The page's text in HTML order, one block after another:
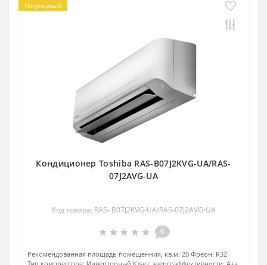
Популярный
Кондиционер Toshiba RAS-B07J2KVG-UA/RAS-
07J2AVG-UA
Код товара: RAS- B07J2KVG-UA/RAS-07J2AVG-UA
0
Рекомендованная площадь помещенния, кв.м: 20 Фреон: R32